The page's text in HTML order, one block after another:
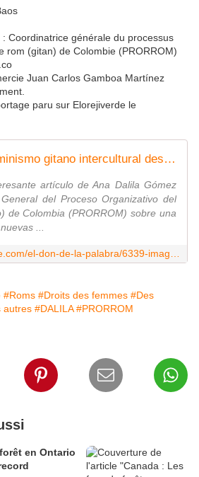
Coordinatrice générale du processus
rom (gitan) de Colombie (PRORROM)
Juan Carlos Gamboa Martínez
paru sur Elorejiverde le
Imaginando un feminismo gitano intercultural desde Abya Yala
artículo de Ana Dalila Gómez
del Proceso Organizativo del
de Colombia (PRORROM) sobre una
...
#Roms #Droits des femmes #Des
autres #DALILA #PRORROM
en Ontario